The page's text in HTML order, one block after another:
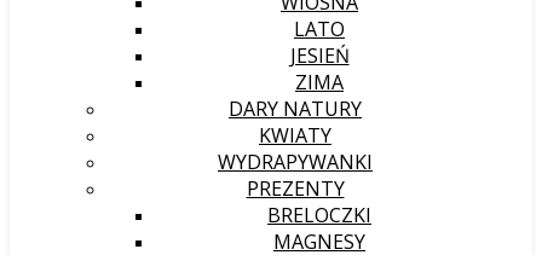
LATO
JESIEŃ
ZIMA
DARY NATURY
KWIATY
WYDRAPYWANKI
PREZENTY
BRELOCZKI
MAGNESY